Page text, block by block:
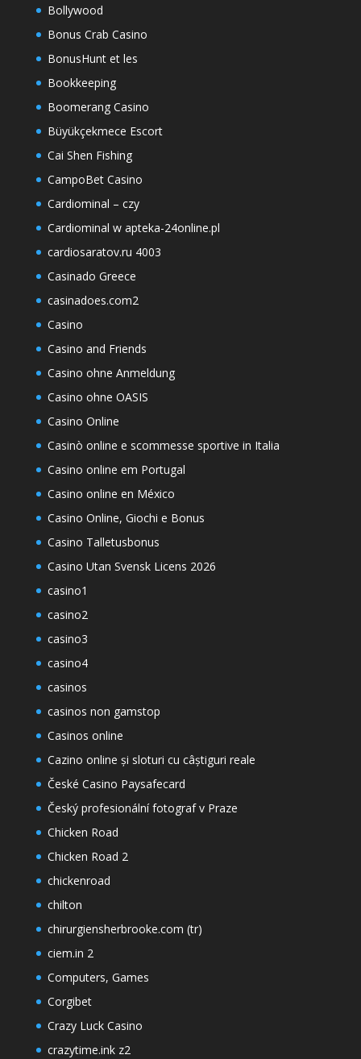
Bollywood
Bonus Crab Casino
BonusHunt et les
Bookkeeping
Boomerang Casino
Büyükçekmece Escort
Cai Shen Fishing
CampoBet Casino
Cardiominal – czy
Cardiominal w apteka-24online.pl
cardiosaratov.ru 4003
Casinado Greece
casinadoes.com2
Casino
Casino and Friends
Casino ohne Anmeldung
Casino ohne OASIS
Casino Online
Casinò online e scommesse sportive in Italia
Casino online em Portugal
Casino online en México
Casino Online, Giochi e Bonus
Casino Talletusbonus
Casino Utan Svensk Licens 2026
casino1
casino2
casino3
casino4
casinos
casinos non gamstop
Casinos online
Cazino online și sloturi cu câștiguri reale
České Casino Paysafecard
Český profesionální fotograf v Praze
Chicken Road
Chicken Road 2
chickenroad
chilton
chirurgiensherbrooke.com (tr)
ciem.in 2
Computers, Games
Corgibet
Crazy Luck Casino
crazytime.ink z2